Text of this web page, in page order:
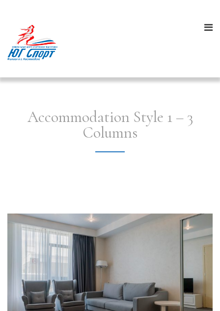
Accommodation Style 1 – 3
Columns